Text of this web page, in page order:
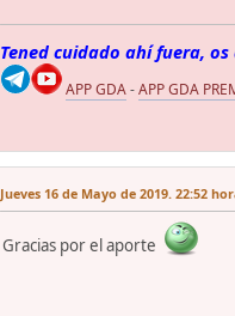
Tened cuidado ahí fuera,
APP GDA-APP GDA
Jueves 16 de Mayo de 2019. 22:52
Gracias por el aporte